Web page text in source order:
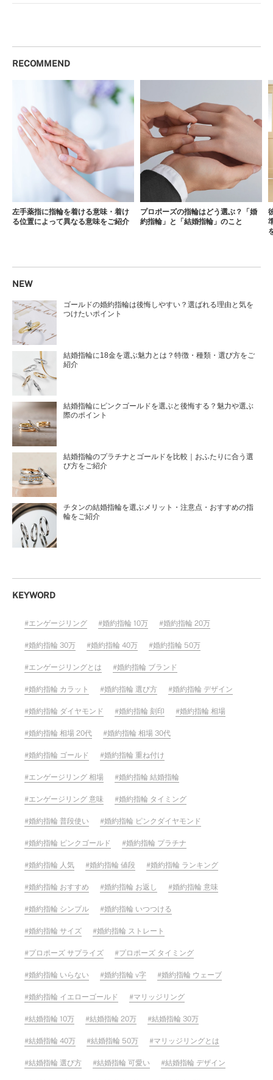
RECOMMEND
左手薬指に指輪を着ける意味・着け
る位置によって異なる意味をご紹介
プロポーズの指輪はどう選ぶ？「婚
約指輪」と「結婚指輪」のこと
NEW
ゴールドの婚約指輪は後悔しやすい？選ばれる理由と気を
つけたいポイント
結婚指輪に18金を選ぶ魅力とは？特徴・種類・選び方をご
紹介
結婚指輪にピンクゴールドを選ぶと後悔する？魅力や選ぶ
際のポイント
結婚指輪のプラチナとゴールドを比較｜おふたりに合う選
び方をご紹介
チタンの結婚指輪を選ぶメリット・注意点・おすすめの指
輪をご紹介
KEYWORD
エンゲージリング 婚約指輪 10万 婚約指輪 20万
婚約指輪 30万 婚約指輪 40万 婚約指輪 50万
エンゲージリングとは 婚約指輪 ブランド
婚約指輪 カラット 婚約指輪 選び方 婚約指輪 デザイン
婚約指輪 ダイヤモンド 婚約指輪 刻印 婚約指輪 相場
婚約指輪 相場 20代 婚約指輪 相場 30代
婚約指輪 ゴールド 婚約指輪 重ね付け
エンゲージリング 相場 婚約指輪 結婚指輪
エンゲージリング 意味 婚約指輪 タイミング
婚約指輪 普段使い 婚約指輪 ピンクダイヤモンド
婚約指輪 ピンクゴールド 婚約指輪 プラチナ
婚約指輪 人気 婚約指輪 値段 婚約指輪 ランキング
婚約指輪 おすすめ 婚約指輪 お返し 婚約指輪 意味
婚約指輪 シンプル 婚約指輪 いつつける
婚約指輪 サイズ 婚約指輪 ストレート
プロポーズ サプライズ プロポーズ タイミング
婚約指輪 いらない 婚約指輪 v字 婚約指輪 ウェーブ
婚約指輪 イエローゴールド マリッジリング
結婚指輪 10万 結婚指輪 20万 結婚指輪 30万
結婚指輪 40万 結婚指輪 50万 マリッジリングとは
結婚指輪 選び方 結婚指輪 可愛い 結婚指輪 デザイン